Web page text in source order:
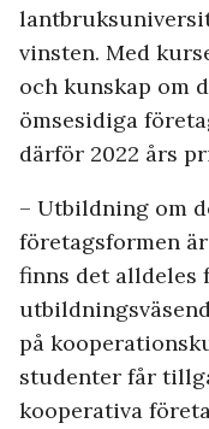
vinsten. Med
och kunskap om
ömsesidiga
därför 2022 års
– Utbildning om
företagsformen
finns det alldeles
på
studenter får
kooperativa